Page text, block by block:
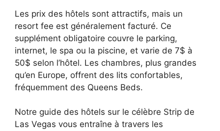
Les prix des hôtels sont attractifs, mais un
resort fee est généralement facturé. Ce
supplément obligatoire couvre le parking,
internet, le spa ou la piscine, et varie de 7$ à
50$ selon l’hôtel. Les chambres, plus grandes
qu’en Europe, offrent des lits confortables,
fréquemment des Queens Beds.
Notre guide des hôtels sur le célèbre Strip de
Las Vegas vous entraîne à travers les